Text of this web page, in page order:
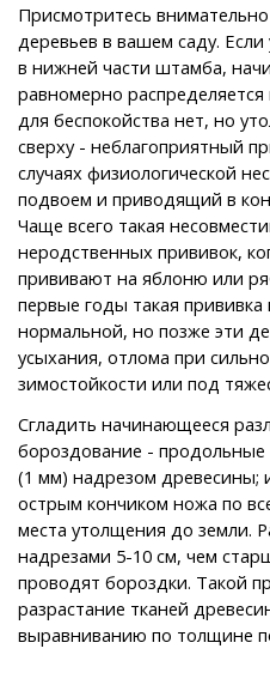
Присмотритесь
деревьев в вашем саду.
в нижней части штамба,
равномерно
для беспокойства нет, но
сверху - неблагоприятный
случаях физиологической
подвоем и приводящий в
Чаще всего такая
неродственных прививок,
прививают на яблоню или
первые годы такая прививка
нормальной, но позже эти
усыхания, отлома при
зимостойкости или под
Сгладить начинающееся
бороздование -
(1 мм) надрезом древесины;
острым кончиком ножа по
места утолщения до земли.
надрезами 5-10 см, чем
проводят бороздки. Такой
разрастание тканей
выравниванию по толщине